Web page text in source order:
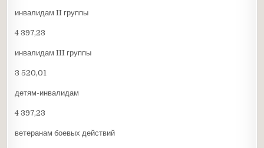
инвалидам II группы
4 397,23
инвалидам III группы
3 520,01
детям-инвалидам
4 397,23
ветеранам боевых действий